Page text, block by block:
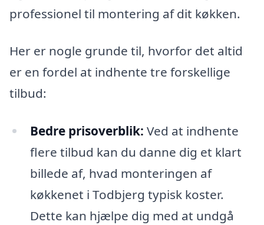
professionel til montering af dit køkken.
Her er nogle grunde til, hvorfor det altid
er en fordel at indhente tre forskellige
tilbud:
Bedre prisoverblik: Ved at indhente
flere tilbud kan du danne dig et klart
billede af, hvad monteringen af
køkkenet i Todbjerg typisk koster.
Dette kan hjælpe dig med at undgå